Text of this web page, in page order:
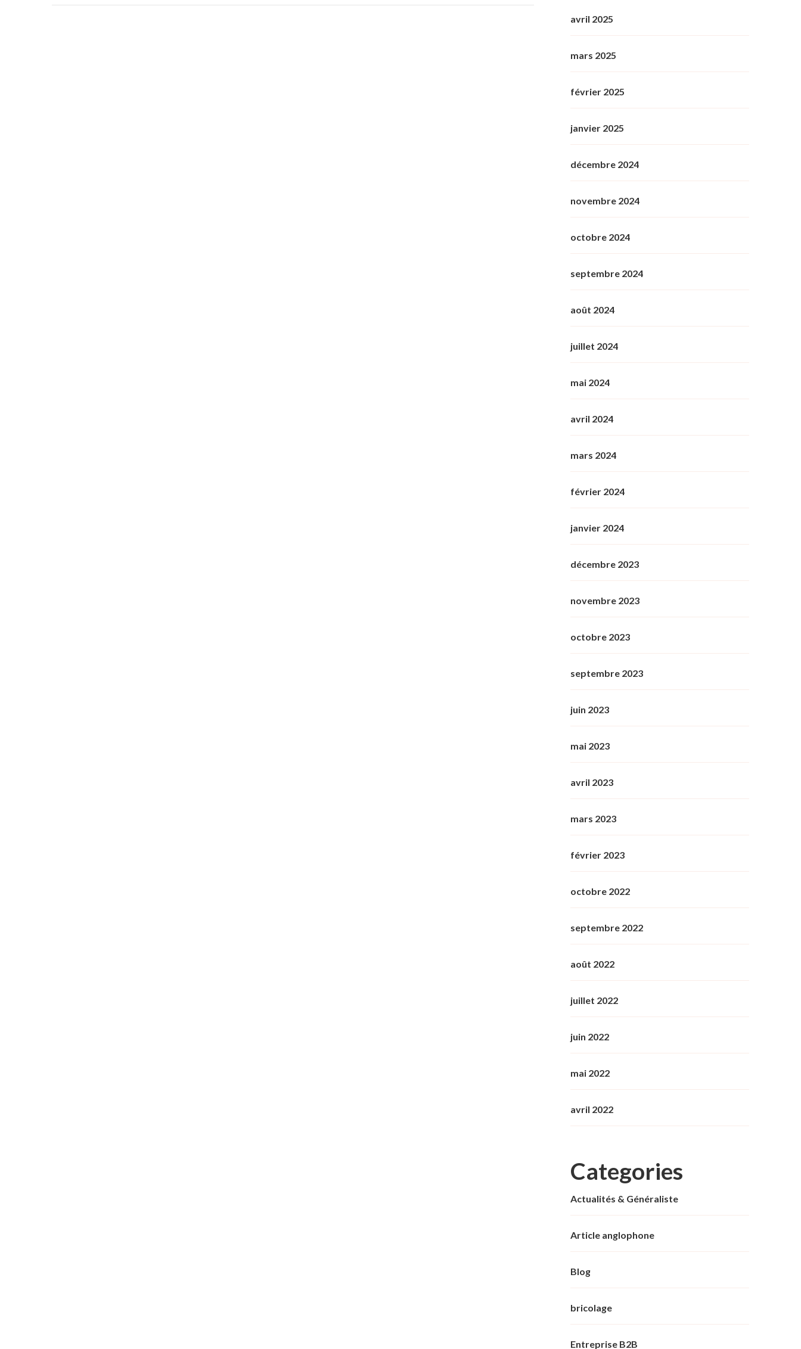
avril 2025
mars 2025
février 2025
janvier 2025
décembre 2024
novembre 2024
octobre 2024
septembre 2024
août 2024
juillet 2024
mai 2024
avril 2024
mars 2024
février 2024
janvier 2024
décembre 2023
novembre 2023
octobre 2023
septembre 2023
juin 2023
mai 2023
avril 2023
mars 2023
février 2023
octobre 2022
septembre 2022
août 2022
juillet 2022
juin 2022
mai 2022
avril 2022
Categories
Actualités & Généraliste
Article anglophone
Blog
bricolage
Entreprise B2B